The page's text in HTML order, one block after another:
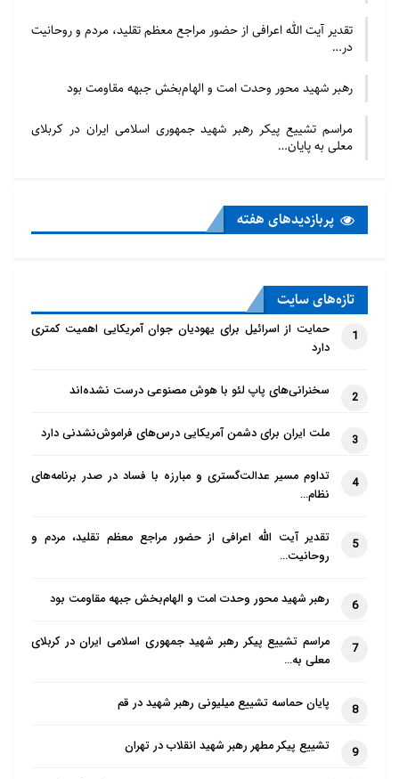
تقدیر آیت الله اعرافی از حضور مراجع معظم تقلید، مردم و روحانیت
در…
رهبر شهید محور وحدت امت و الهام‌بخش جبهه مقاومت بود
مراسم تشییع پیکر رهبر شهید جمهوری اسلامی ایران در کربلای
معلی به پایان…
پربازدید‌های هفته
تازه‌‌های سایت
1
حمایت از اسرائیل برای یهودیان جوان آمریکایی اهمیت کمتری
دارد
2 سخنرانی‌های پاپ لئو با هوش مصنوعی درست نشده‌اند
3 ملت ایران برای دشمن آمریکایی درس‌های فراموش‌نشدنی دارد
4
تداوم مسیر عدالت‌گستری و مبارزه با فساد در صدر برنامه‌های
نظام…
5
تقدیر آیت الله اعرافی از حضور مراجع معظم تقلید، مردم و
روحانیت…
6 رهبر شهید محور وحدت امت و الهام‌بخش جبهه مقاومت بود
7
مراسم تشییع پیکر رهبر شهید جمهوری اسلامی ایران در کربلای
معلی به…
8 پایان حماسه تشییع میلیونی رهبر شهید در قم
9 تشییع پیکر مطهر رهبر شهید انقلاب در تهران